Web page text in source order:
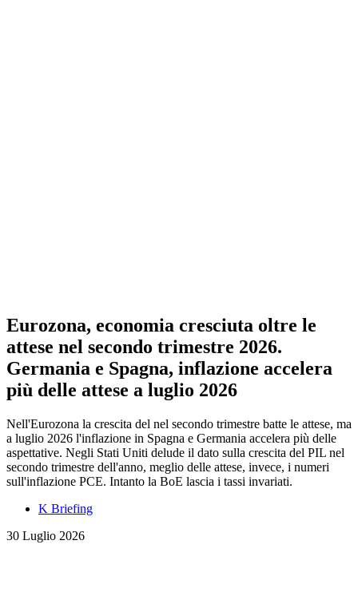
Eurozona, economia cresciuta oltre le
attese nel secondo trimestre 2026.
Germania e Spagna, inflazione accelera
più delle attese a luglio 2026
Nell'Eurozona la crescita del nel secondo trimestre batte le attese, ma
a luglio 2026 l'inflazione in Spagna e Germania accelera più delle
aspettative. Negli Stati Uniti delude il dato sulla crescita del PIL nel
secondo trimestre dell'anno, meglio delle attese, invece, i numeri
sull'inflazione PCE. Intanto la BoE lascia i tassi invariati.
K Briefing
30 Luglio 2026